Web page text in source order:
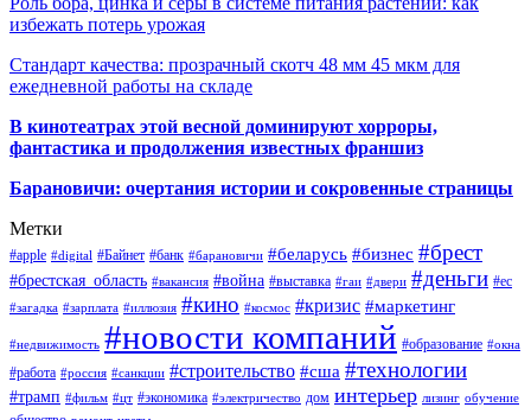
избежать потерь урожая
Стандарт качества: прозрачный скотч 48 мм 45 мкм для
ежедневной работы на складе
В кинотеатрах этой весной доминируют хорроры,
фантастика и продолжения известных франшиз
Барановичи: очертания истории и сокровенные страницы
Метки
#apple #digital #Байнет #банк #барановичи #беларусь #бизнес #брест
#брестская_область #вакансия #война #выставка #гаи #двери #деньги #ес
#загадка #зарплата #иллюзия #кино #космос #кризис #маркетинг
#недвижимость #новости компаний #образование #окна
#работа #россия #санкции #строительство #сша #технологии
#трамп #фильм #цт #экономика #электричество дом интерьер лизинг обучение